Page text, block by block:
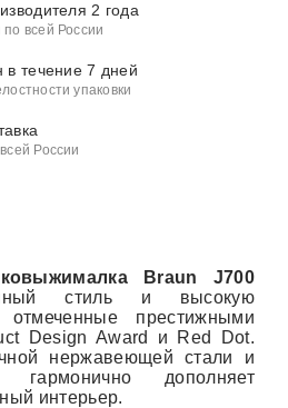
Braun J700
стиль и высокую
отмеченные престижными
Design Award и Red Dot.
нержавеющей стали и
гармонично дополняет
интерьер.
2 года
всей России
в течение 7 дней
упаковки
России